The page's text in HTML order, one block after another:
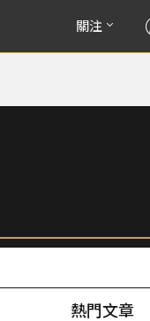
關注
熱門文章